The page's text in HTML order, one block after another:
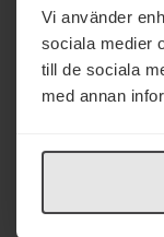
Vi använder
sociala medier
till de sociala
med annan